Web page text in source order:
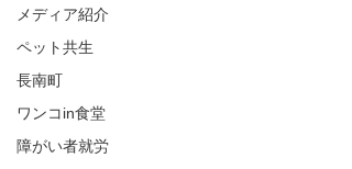
メディア紹介
ペット共生
長南町
ワンコin食堂
障がい者就労